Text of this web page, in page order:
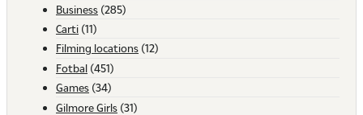
Business (285)
Carti (11)
Filming locations (12)
Fotbal (451)
Games (34)
Gilmore Girls (31)